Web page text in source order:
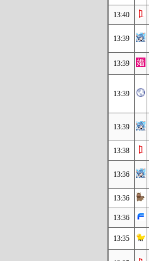
13:40
13:39
13:39
13:39
13:39
13:38
13:36
13:36
13:36
13:35